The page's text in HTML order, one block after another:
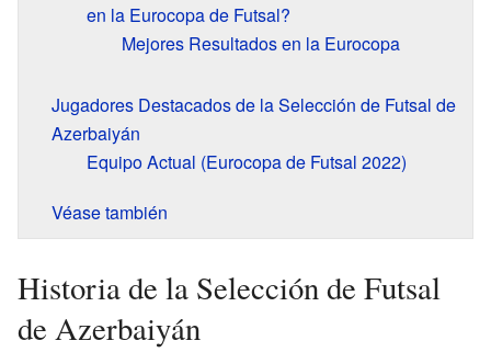
en la Eurocopa de Futsal?
Mejores Resultados en la Eurocopa
Jugadores Destacados de la Selección de Futsal de
Azerbaiyán
Equipo Actual (Eurocopa de Futsal 2022)
Véase también
Historia de la Selección de Futsal
de Azerbaiyán